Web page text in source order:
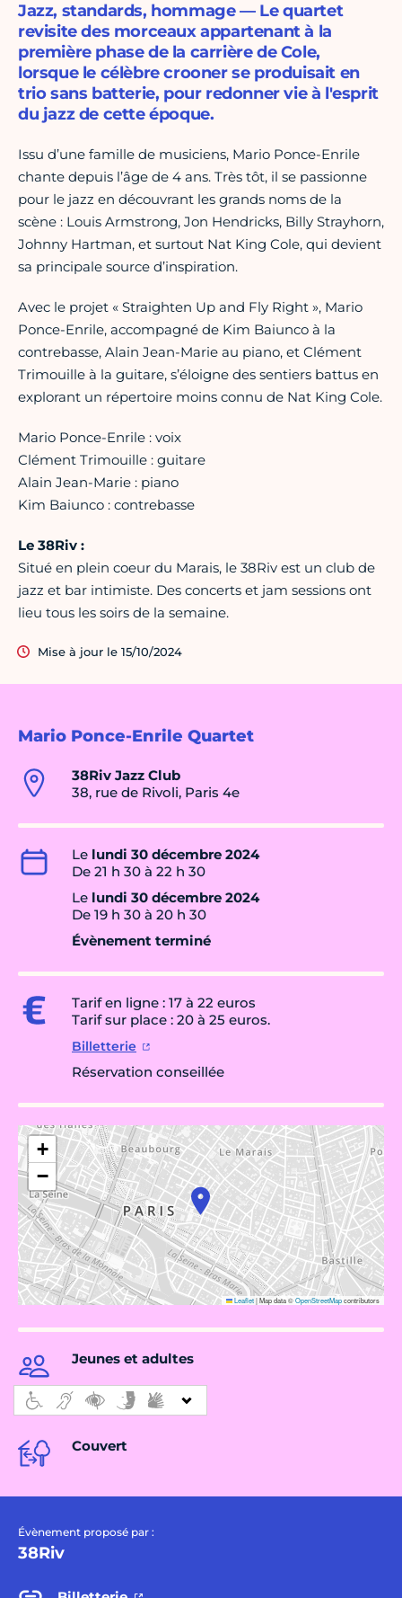
Mario Ponce-Enrile Quartet
38Riv Jazz Club
38, rue de Rivoli, Paris 4e
Le lundi 30 décembre 2024
De 21 h 30 à 22 h 30
Le lundi 30 décembre 2024
De 19 h 30 à 20 h 30
Évènement terminé
Tarif en ligne : 17 à 22 euros
Tarif sur place : 20 à 25 euros.
Billetterie
Réservation conseillée
+
−
Leaflet|Map data ©OpenStreetMapcontributors
Jeunes et adultes
Couvert
Évènement proposé par :
38Riv
Jazz, standards, hommage — Le quartet
revisite des morceaux appartenant à la
première phase de la carrière de Cole,
lorsque le célèbre crooner se produisait en
trio sans batterie, pour redonner vie à l'esprit
du jazz de cette époque.
Issu d’une famille de musiciens, Mario Ponce-Enrile
chante depuis l’âge de 4 ans. Très tôt, il se passionne
pour le jazz en découvrant les grands noms de la
scène : Louis Armstrong, Jon Hendricks, Billy Strayhorn,
Johnny Hartman, et surtout Nat King Cole, qui devient
sa principale source d’inspiration.
Avec le projet « Straighten Up and Fly Right », Mario
Ponce-Enrile, accompagné de Kim Baiunco à la
contrebasse, Alain Jean-Marie au piano, et Clément
Trimouille à la guitare, s’éloigne des sentiers battus en
explorant un répertoire moins connu de Nat King Cole.
Mario Ponce-Enrile : voix
Clément Trimouille : guitare
Alain Jean-Marie : piano
Kim Baiunco : contrebasse
Le 38Riv :
Situé en plein coeur du Marais, le 38Riv est un club de
jazz et bar intimiste. Des concerts et jam sessions ont
lieu tous les soirs de la semaine.
Mise à jour le 15/10/2024